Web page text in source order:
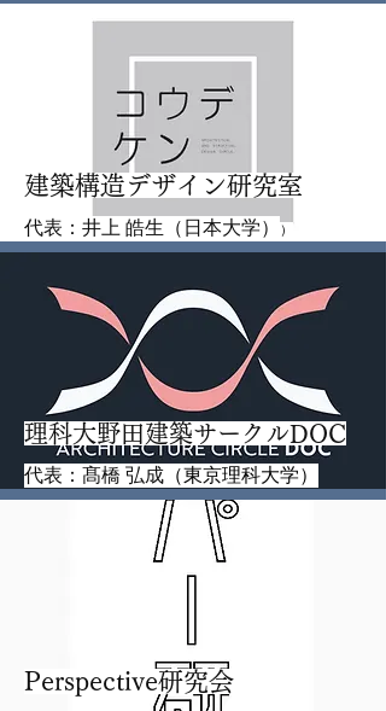
建築構造デザイン研究室
代表：井上 皓生（日本大学） ）
理科大野田建築サークルDOC
代表：髙橋 弘成 （東京理科大学）
Perspective研究会